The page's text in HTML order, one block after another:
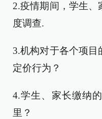
2.疫情期间，学生、
度调查.
3.机构对于各个项
定价行为？
4.学生、家长缴纳
里？